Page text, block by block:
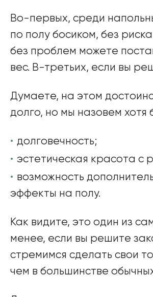
Во-первых, среди
по полу босиком, без
без проблем можете
вес. В-третьих, если вы
Думаете, на этом
долго, но мы назовем хотя
долговечность;
эстетическая красота с
возможность
эффекты на полу.
Как видите, это один из
менее, если вы решите
стремимся сделать свои
чем в большинстве